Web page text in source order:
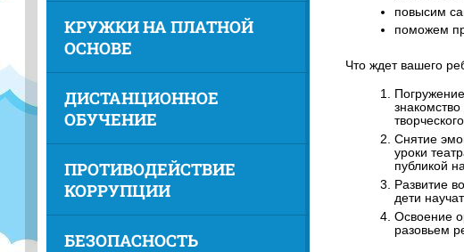
КРУЖКИ НА ПЛАТНОЙ
ОСНОВЕ
ДИСТАНЦИОННОЕ
ОБУЧЕНИЕ
ПРОТИВОДЕЙСТВИЕ
КОРРУПЦИИ
БЕЗОПАСНОСТЬ
повысим
поможем
Что ждет вашего
Снятие
уроки
публикой
Развитие
дети
Освоение
разовьем